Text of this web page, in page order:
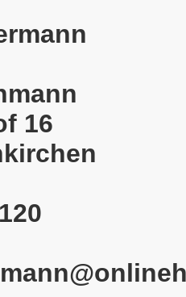
16
ist zeitgleich am
Gelsenkirchener
spenden 523,20 Euro
12.05.2025 am Platz der
Platz der
Rechts in
13.01.2025 am Platz